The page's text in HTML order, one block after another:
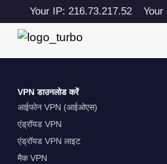
Your IP: 216.73.217.52 Your
VPN डाउनलोड करें
आईफोन VPN (आईओएस)
एंड्रॉयड VPN
एंड्रॉयड VPN लाइट
मैक VPN